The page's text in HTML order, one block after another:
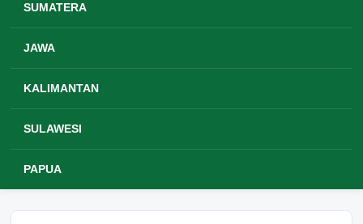
SUMATERA
JAWA
KALIMANTAN
SULAWESI
PAPUA